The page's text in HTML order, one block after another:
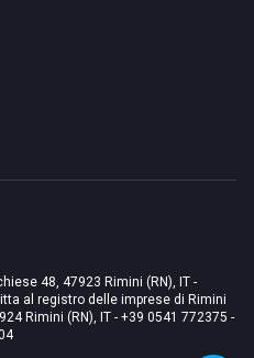
48, 47923 Rimini (RN), IT -
al registro delle imprese di Rimini
Rimini (RN), IT - +39 0541 772375 -